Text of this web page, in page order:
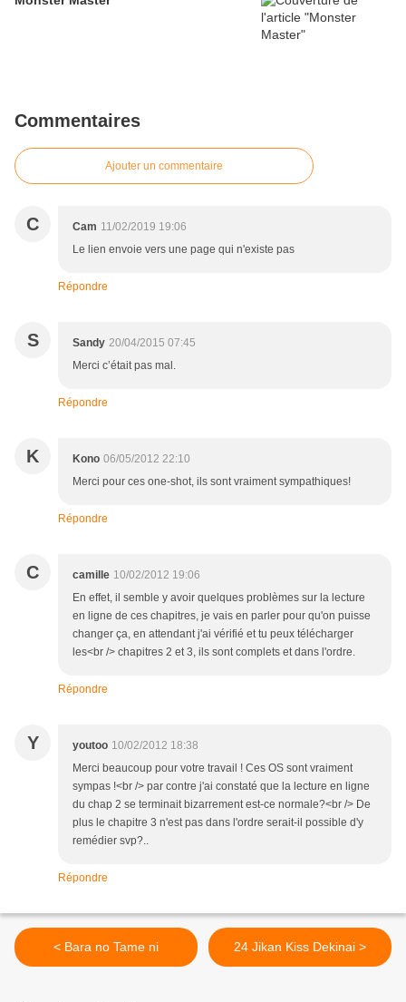
Commentaires
Ajouter un commentaire
C Cam 11/02/2019 19:06
Le lien envoie vers une page qui n'existe pas
Répondre
S Sandy 20/04/2015 07:45
Merci c’était pas mal.
Répondre
K Kono 06/05/2012 22:10
Merci pour ces one-shot, ils sont vraiment sympathiques!
Répondre
C camille 10/02/2012 19:06
En effet, il semble y avoir quelques problèmes sur la lecture
en ligne de ces chapitres, je vais en parler pour qu'on puisse
changer ça, en attendant j'ai vérifié et tu peux télécharger
les<br /> chapitres 2 et 3, ils sont complets et dans l'ordre.
Répondre
Y youtoo 10/02/2012 18:38
Merci beaucoup pour votre travail ! Ces OS sont vraiment
sympas !<br /> par contre j'ai constaté que la lecture en ligne
du chap 2 se terminait bizarrement est-ce normale?<br /> De
plus le chapitre 3 n'est pas dans l'ordre serait-il possible d'y
remédier svp?..
Répondre
< Bara no Tame ni 24 Jikan Kiss Dekinai >